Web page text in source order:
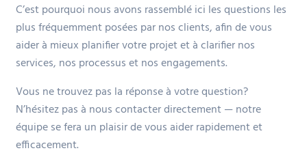
C’est pourquoi nous avons rassemblé ici les questions les
plus fréquemment posées par nos clients, afin de vous
aider à mieux planifier votre projet et à clarifier nos
services, nos processus et nos engagements.
Vous ne trouvez pas la réponse à votre question?
N’hésitez pas à nous contacter directement — notre
équipe se fera un plaisir de vous aider rapidement et
efficacement.